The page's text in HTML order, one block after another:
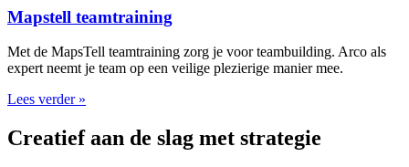
Mapstell teamtraining
Met de MapsTell teamtraining zorg je voor teambuilding. Arco als
expert neemt je team op een veilige plezierige manier mee.
Lees verder »
Creatief aan de slag met strategie